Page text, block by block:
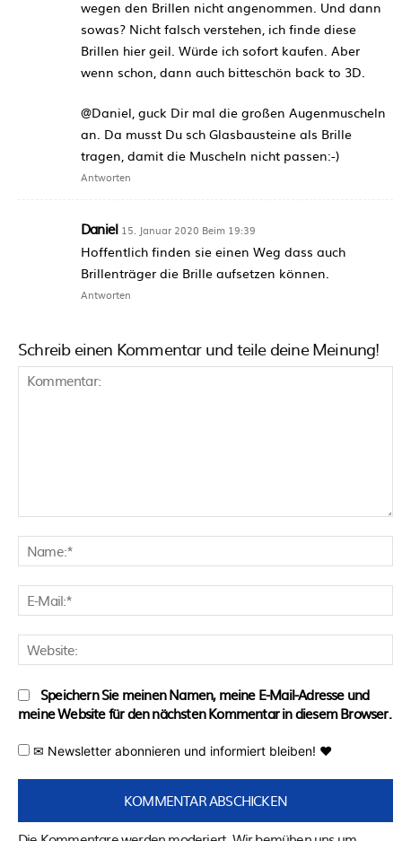
wegen den Brillen nicht angenommen. Und dann
sowas? Nicht falsch verstehen, ich finde diese
Brillen hier geil. Würde ich sofort kaufen. Aber
wenn schon, dann auch bitteschön back to 3D.
@Daniel, guck Dir mal die großen Augenmuscheln
an. Da musst Du sch Glasbausteine als Brille
tragen, damit die Muscheln nicht passen:-)
Antworten
Daniel 15. Januar 2020 Beim 19:39
Hoffentlich finden sie einen Weg dass auch
Brillenträger die Brille aufsetzen können.
Antworten
Schreib einen Kommentar und teile deine Meinung!
Speichern Sie meinen Namen, meine E-Mail-Adresse und
meine Website für den nächsten Kommentar in diesem Browser.
✉ Newsletter abonnieren und informiert bleiben! ♥